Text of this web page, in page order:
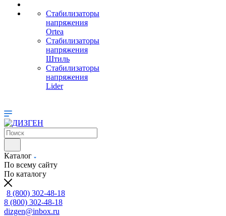
Стабилизаторы
напряжения
Ortea
Стабилизаторы
напряжения
Штиль
Стабилизаторы
напряжения
Lider
Каталог
По всему сайту
По каталогу
8 (800) 302-48-18
8 (800) 302-48-18
dizgen@inbox.ru